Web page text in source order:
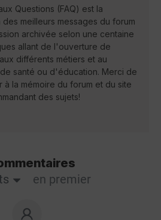
Questions (FAQ) est la
des meilleurs messages du forum
archivée selon une centaine
allant de l'ouverture de
différents métiers et au
santé ou d'éducation. Merci de
à la mémoire du forum et du site
des sujets!
en premier